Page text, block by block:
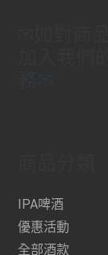
IPA啤酒
優惠活動
全部酒款